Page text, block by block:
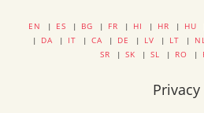
EN | ES | BG | FR | HI | HR | HU
| DA | IT | CA | DE | LV | LT |
SR | SK | SL | RO |
Privacy